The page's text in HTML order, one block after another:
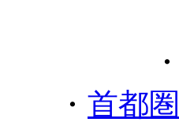
・ 首都